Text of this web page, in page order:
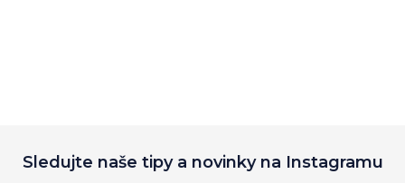
Sledujte naše tipy a novinky na Instagramu